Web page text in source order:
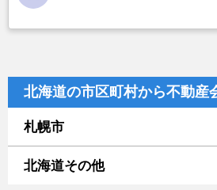
北海道の市区町村から不動産
札幌市
北海道その他